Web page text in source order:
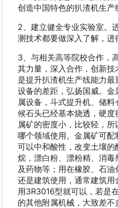
创造中国特色的扒渣机生产
2、建立健全专业实验室。
测技术都要做深入了解，进
3、与相关高等院校合作，
其力量，深入合作，创新
是提升扒渣机生产线能力
设备的差距，弘扬国威。
属设备，斗式提升机、储
候石头已经基本烧透，硬
属矿的密度小，比较轻，
哪个领域使用。金属矿可
可以中和酸性，改变土壤
烷，漂白粉、漂粉精、消
及药物等；用在橡胶、石
还是建筑使用，通常建筑
用3R3016型就可以，若是
的其他附属机械，大致差不